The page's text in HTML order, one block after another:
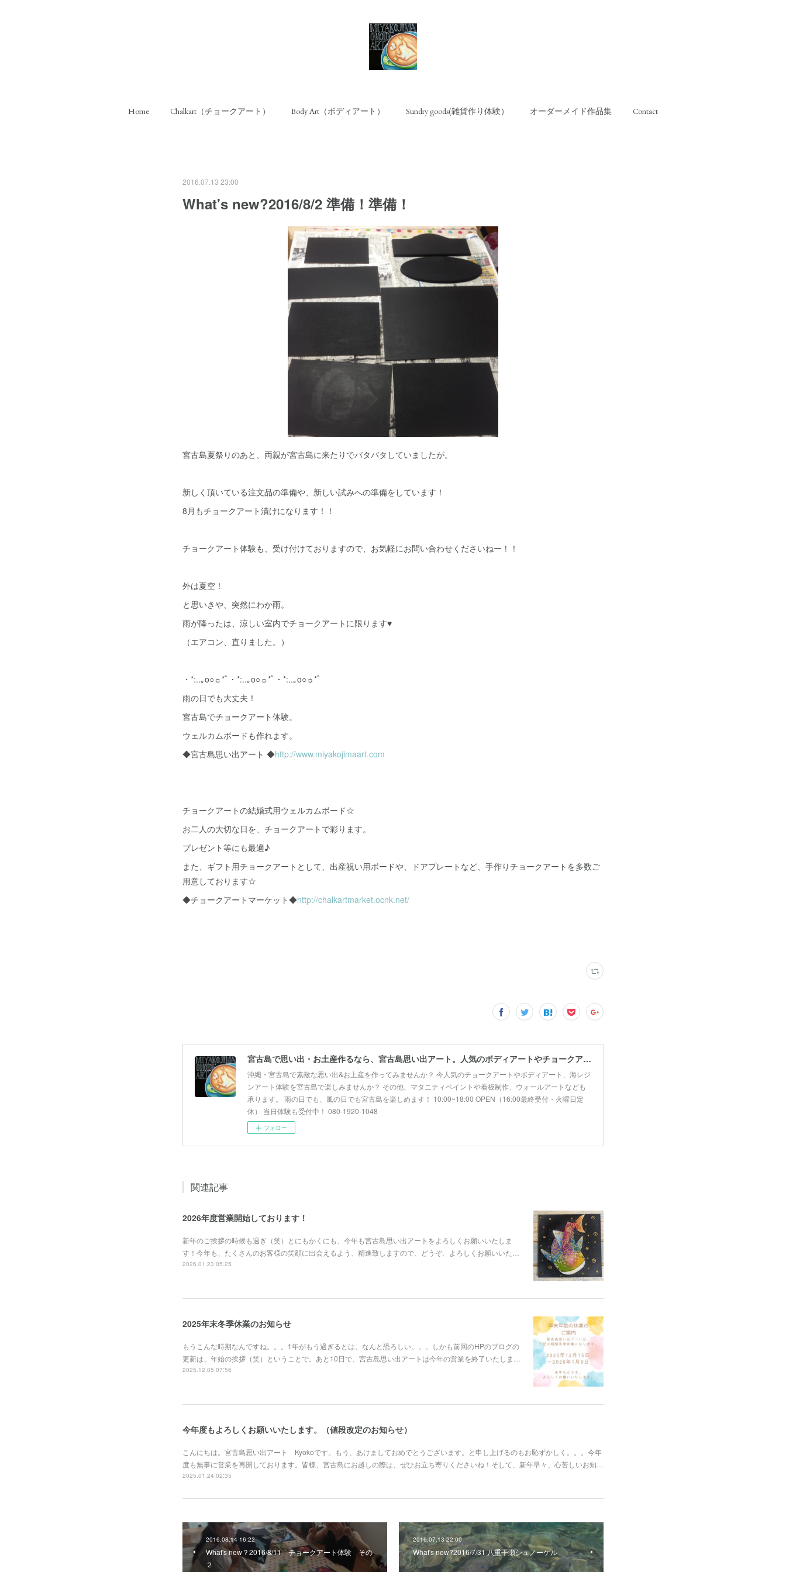
Home Chalkart（チョークアート） Body Art（ボディアート） Sundry goods(雑貨作り体験） オーダーメイド作品集 Contact
2016.07.13 23:00
What's new?2016/8/2 準備！準備！
宮古島夏祭りのあと、両親が宮古島に来たりでバタバタしていましたが。
新しく頂いている注文品の準備や、新しい試みへの準備をしています！
8月もチョークアート漬けになります！！
チョークアート体験も、受け付けておりますので、お気軽にお問い合わせくださいねー！！
外は夏空！
と思いきや、突然にわか雨。
雨が降ったは、涼しい室内でチョークアートに限ります♥
（エアコン、直りました。）
・*:..｡o○☼*ﾟ・*:..｡o○☼*ﾟ・*:..｡o○☼*ﾟ
雨の日でも大丈夫！
宮古島でチョークアート体験。
ウェルカムボードも作れます。
◆宮古島思い出アート ◆http://www.miyakojimaart.com
チョークアートの結婚式用ウェルカムボード☆
お二人の大切な日を、チョークアートで彩ります。
プレゼント等にも最適♪
また、ギフト用チョークアートとして、出産祝い用ボードや、ドアプレートなど、手作りチョークアートを多数ご
用意しております☆
◆チョークアートマーケット◆http://chalkartmarket.ocnk.net/
宮古島で思い出・お土産作るなら、宮古島思い出アート。人気のボディアートやチョークアート、海レジンアート体験が楽しめます！
沖縄・宮古島で素敵な思い出&お土産を作ってみませんか？ 今人気のチョークアートやボディアート、海レジ
ンアート体験を宮古島で楽しみませんか？ その他、マタニティペイントや看板制作、ウォールアートなども
承ります。 雨の日でも、風の日でも宮古島を楽しめます！ 10:00~18:00 OPEN（16:00最終受付・火曜日定
休） 当日体験も受付中！ 080-1920-1048
フォロー
関連記事
2026年度営業開始しております！
新年のご挨拶の時候も過ぎ（笑）とにもかくにも、今年も宮古島思い出アートをよろしくお願いいたしま
す！今年も、たくさんのお客様の笑顔に出会えるよう、精進致しますので、どうぞ、よろしくお願いいた…
2026.01.23 05:25
2025年末冬季休業のお知らせ
もうこんな時期なんですね。。。1年がもう過ぎるとは、なんと恐ろしい。。。しかも前回のHPのブログの
更新は、年始の挨拶（笑）ということで。あと10日で、宮古島思い出アートは今年の営業を終了いたしま…
2025.12.05 07:56
今年度もよろしくお願いいたします。（値段改定のお知らせ）
こんにちは。宮古島思い出アート Kyokoです。もう、あけましておめでとうございます。と申し上げるのもお恥ずかしく。。。今年
度も無事に営業を再開しております。皆様、宮古島にお越しの際は、ぜひお立ち寄りくださいね！そして、新年早々、心苦しいお知…
2025.01.24 02:35
2016.08.14 16:22
What's new？2016/8/11 チョークアート体験 その
２
2016.07.13 22:00
What's new?2016/7/31 八重干瀬シュノーケル